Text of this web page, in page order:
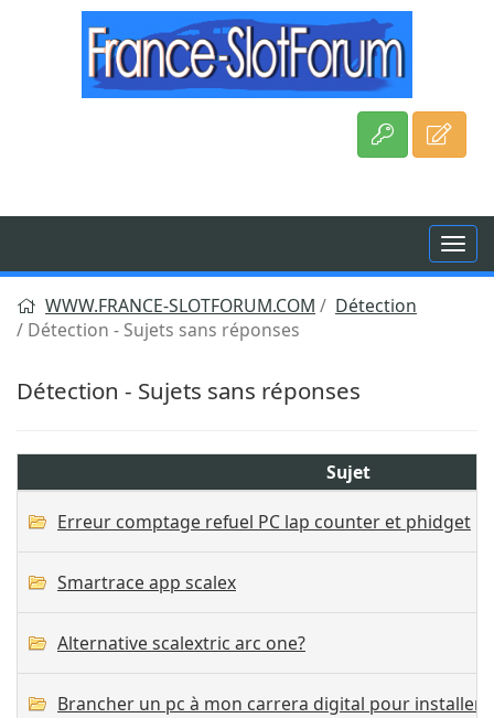
WWW.FRANCE-SLOTFORUM.COM
Détection
Détection - Sujets sans réponses
Détection - Sujets sans réponses
Sujet
Erreur comptage refuel PC lap counter et phidget
Smartrace app scalex
Alternative scalextric arc one?
Brancher un pc à mon carrera digital pour installer